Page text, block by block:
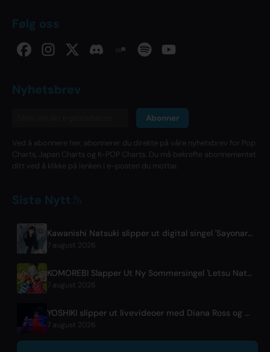
Følg oss
Nyhetsbrev
Abonner
Ved å abonnere her, abonnerer du direkte på våre nyhetsbrev for Pop
Charts, Japan Charts og K-POP Charts. Du må bekrefte abonnementet
ditt ved å klikke på lenken i e-posten du mottar.
Siste Nytt
Kawanishi Natsuki slipper ut digital singel 'Sayonara wa Ichiban Kirei na Atashi de'
7 august 2026
KOMOREBI Slapper Ut Ny Sommersingel 'Letsu Natsu'
7 august 2026
YOSHIKI slipper ut livevideoer med Diana Ross og KORN's Jonathan Davis
7 august 2026